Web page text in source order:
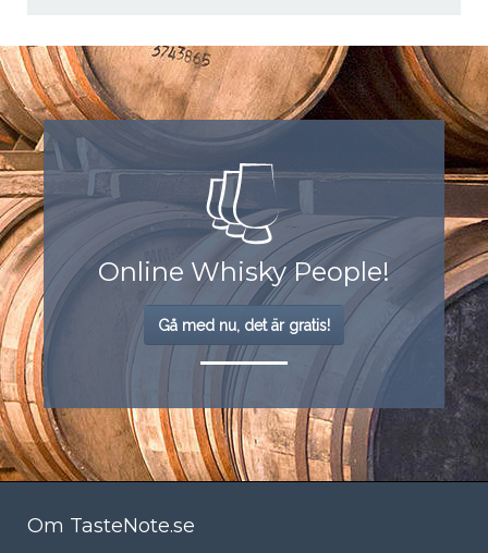
Online Whisky People!
Gå med nu, det är gratis!
Om TasteNote.se